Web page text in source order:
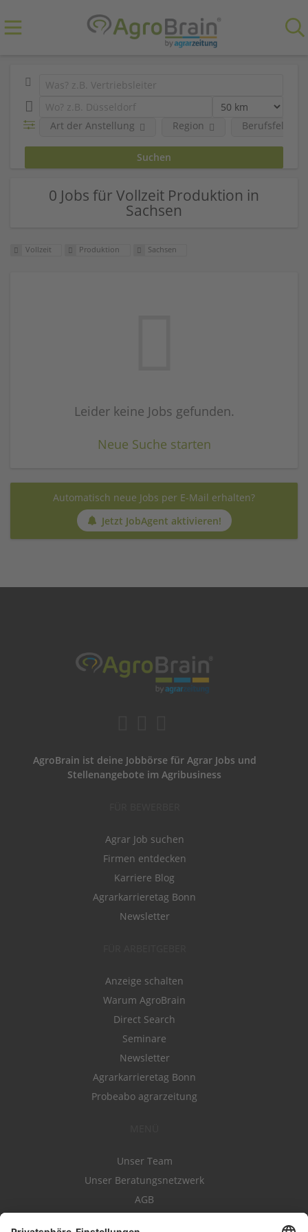
Art der Anstellung Region Berufsfeld
0 Jobs für Vollzeit Produktion in
Sachsen
Vollzeit Produktion Sachsen
Leider keine Jobs gefunden.
Neue Suche starten
Automatisch neue Jobs per E-Mail erhalten?
Jetzt JobAgent aktivieren!
AgroBrain ist deine Jobbörse für Agrar Jobs und
Stellenangebote im Agribusiness
Agrar Job suchen
Firmen entdecken
Karriere Blog
Agrarkarrieretag Bonn
Newsletter
Anzeige schalten
Warum AgroBrain
Direct Search
Seminare
Newsletter
Agrarkarrieretag Bonn
Probeabo agrarzeitung
Unser Team
Unser Beratungsnetzwerk
AGB